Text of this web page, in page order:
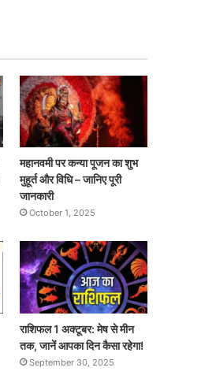
महानवमी पर कन्या पूजन का शुभ
मुहूर्त और विधि – जानिए पूरी
जानकारी
October 1, 2025
राशिफल 1 अक्टूबर: मेष से मीन
तक, जानें आपका दिन कैसा रहेगा!
September 30, 2025